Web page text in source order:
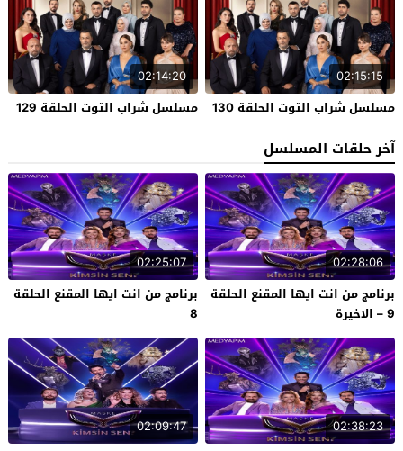
02:15:15
مسلسل شراب التوت الحلقة 130
02:14:20
مسلسل شراب التوت الحلقة 129
آخر حلقات المسلسل
02:28:06
برنامج من انت ايها المقنع الحلقة
9 – الاخيرة
02:25:07
برنامج من انت ايها المقنع الحلقة
8
02:38:23
02:09:47